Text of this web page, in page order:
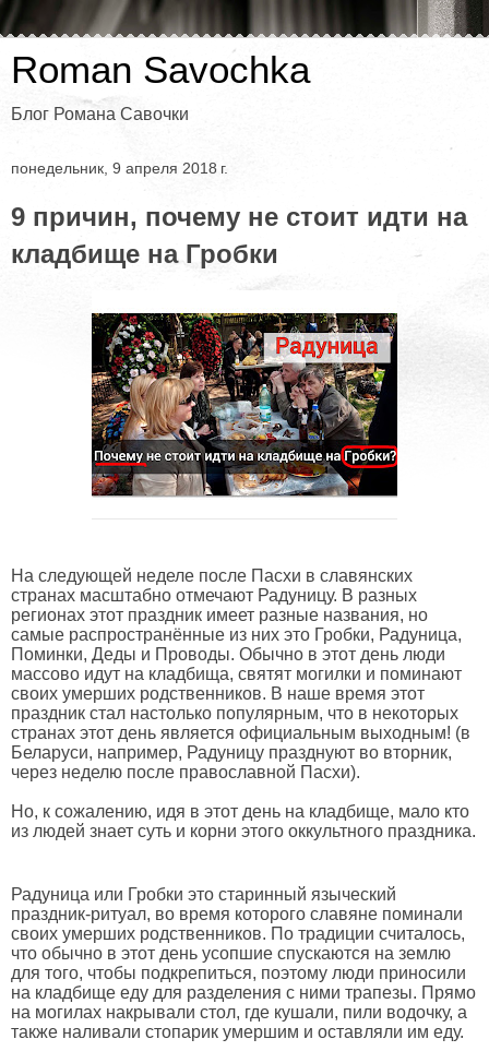
Roman Savochka
Блог Романа Савочки
понедельник, 9 апреля 2018 г.
9 причин, почему не стоит идти на
кладбище на Гробки
На следующей неделе после Пасхи в славянских
странах масштабно отмечают Радуницу. В разных
регионах этот праздник имеет разные названия, но
самые распространённые из них это Гробки, Радуница,
Поминки, Деды и Проводы. Обычно в этот день люди
массово идут на кладбища, святят могилки и поминают
своих умерших родственников. В наше время этот
праздник стал настолько популярным, что в некоторых
странах этот день является официальным выходным! (в
Беларуси, например, Радуницу празднуют во вторник,
через неделю после православной Пасхи).
Но, к сожалению, идя в этот день на кладбище, мало кто
из людей знает суть и корни этого оккультного праздника.
Радуница или Гробки это старинный языческий
праздник-ритуал, во время которого славяне поминали
своих умерших родственников. По традиции считалось,
что обычно в этот день усопшие спускаются на землю
для того, чтобы подкрепиться, поэтому люди приносили
на кладбище еду для разделения с ними трапезы. Прямо
на могилах накрывали стол, где кушали, пили водочку, а
также наливали стопарик умершим и оставляли им еду.